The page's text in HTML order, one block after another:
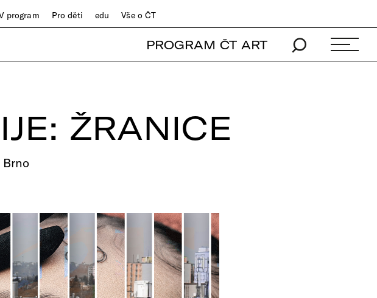
program Pro děti edu Vše o ČT
PROGRAM ČT ART
ŽRANICE
Brno